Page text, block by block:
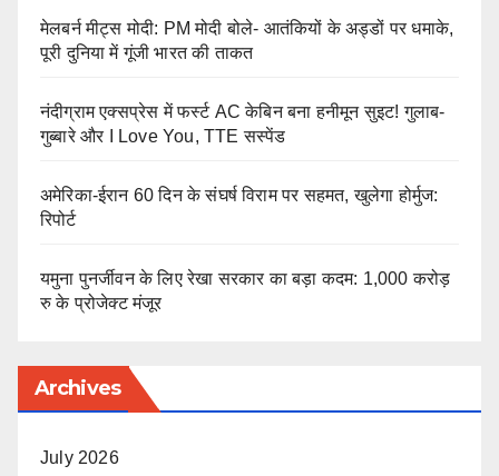
मेलबर्न मीट्स मोदी: PM मोदी बोले- आतंकियों के अड्डों पर धमाके,
पूरी दुनिया में गूंजी भारत की ताकत
नंदीग्राम एक्सप्रेस में फर्स्ट AC केबिन बना हनीमून सुइट! गुलाब-
गुब्बारे और I Love You, TTE सस्पेंड
अमेरिका-ईरान 60 दिन के संघर्ष विराम पर सहमत, खुलेगा होर्मुज:
रिपोर्ट
यमुना पुनर्जीवन के लिए रेखा सरकार का बड़ा कदम: 1,000 करोड़
रु के प्रोजेक्ट मंजूर
Archives
July 2026